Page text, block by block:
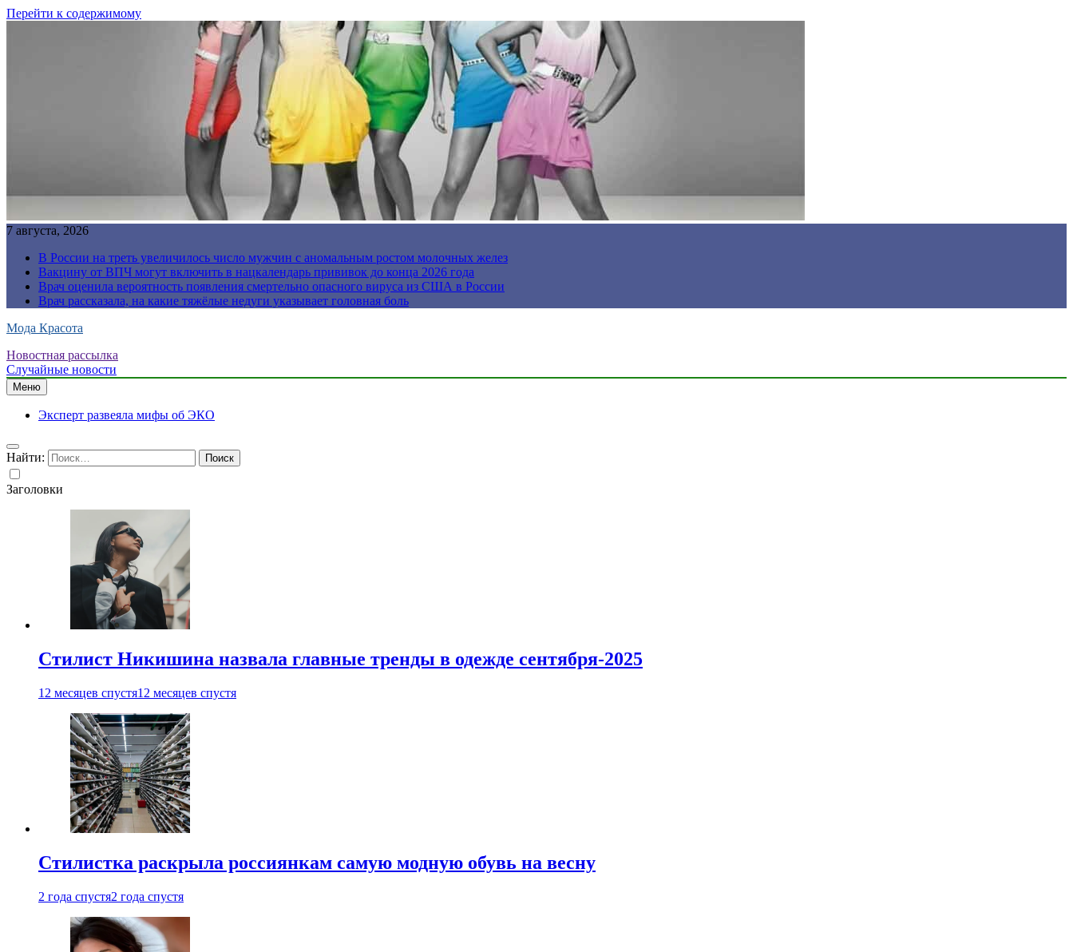
Перейти к содержимому
7 августа, 2026
В России на треть увеличилось число мужчин с аномальным ростом молочных желез
Вакцину от ВПЧ могут включить в нацкалендарь прививок до конца 2026 года
Врач оценила вероятность появления смертельно опасного вируса из США в России
Врач рассказала, на какие тяжёлые недуги указывает головная боль
Мода Красота
Новостная рассылка
Случайные новости
Меню
Эксперт развеяла мифы об ЭКО
Найти:
Заголовки
Стилист Никишина назвала главные тренды в одежде сентября-2025
12 месяцев спустя12 месяцев спустя
Стилистка раскрыла россиянкам самую модную обувь на весну
2 года спустя2 года спустя